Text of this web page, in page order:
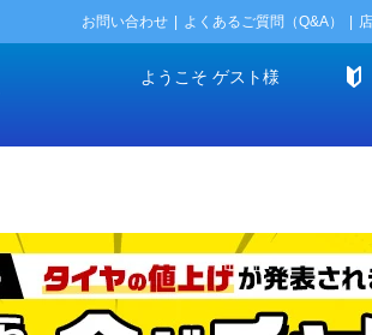
お問い合わせ よくあるご質問（Q&A）
ようこそ ゲスト様